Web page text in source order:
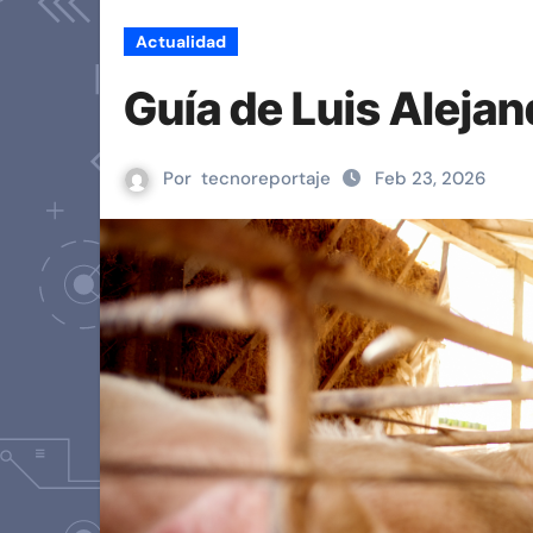
Actualidad
Guía de Luis
Por tecnoreportaje Feb 23, 2026